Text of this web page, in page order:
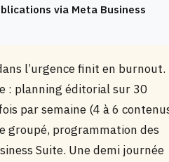
via Meta Business
l’urgence finit en burnout.
: planning éditorial sur 30
par semaine (4 à 6
groupé, programmation des
Suite. Une demi journée